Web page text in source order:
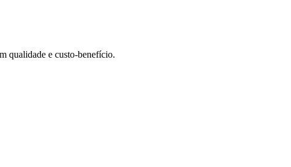
qualidade e custo-benefício.